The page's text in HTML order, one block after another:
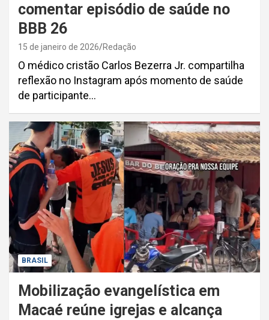
comentar episódio de saúde no
BBB 26
15 de janeiro de 2026 Redação
O médico cristão Carlos Bezerra Jr. compartilha
reflexão no Instagram após momento de saúde
de participante…
BRASIL
Mobilização evangelística em
Macaé reúne igrejas e alcança